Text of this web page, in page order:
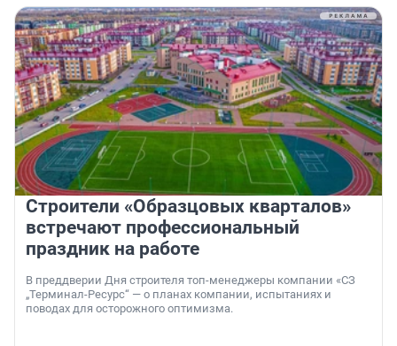
Строители «Образцовых кварталов»
встречают профессиональный
праздник на работе
В преддверии Дня строителя топ-менеджеры компании «СЗ
„Терминал-Ресурс“ — о планах компании, испытаниях и
поводах для осторожного оптимизма.